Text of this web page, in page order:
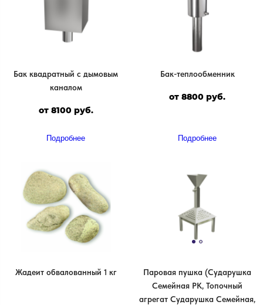
Бак квадратный с дымовым
каналом
от 8100 руб.
Подробнее
Бак-теплообменник
от 8800 руб.
Подробнее
Жадеит обвалованный 1 кг
Паровая пушка (Сударушка
Семейная РК, Топочный
агрегат Сударушка Семейная,